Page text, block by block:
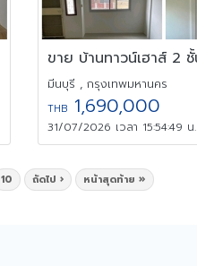
มีนบุรี , กรุงเทพมหานคร
THB1,690,000
31/07/2026 เวลา 15:54:49 น.
10 ถัดไป › หน้าสุดท้าย »